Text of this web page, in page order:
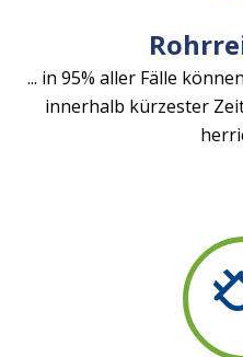
... in 95% aller Fälle
innerhalb kürzester